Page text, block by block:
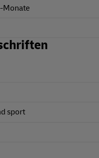
Monate
sport